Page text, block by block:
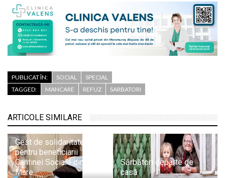
PUBLICAT ÎN: SOCIAL
SPECIAL
TAGGED:
MANCARE REFUZ SARBATORI
ARTICOLE SIMILARE
Gest de solidaritate
pentru beneficiarii
Cantinei Sociale din Baia
Mare
Sărbători departe de
casă